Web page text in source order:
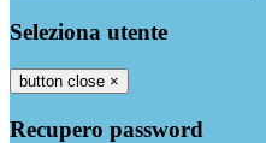
Seleziona utente
button close ×
Recupero password